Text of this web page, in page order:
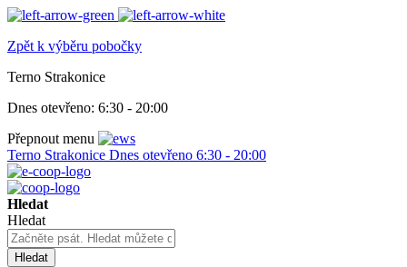
Zpět k výběru pobočky
Terno Strakonice
Dnes otevřeno: 6:30 - 20:00
Přepnout menu
Terno Strakonice Dnes otevřeno 6:30 - 20:00
Hledat
Hledat
Hledat